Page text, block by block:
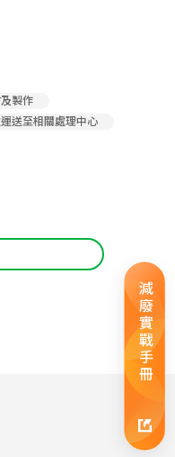
減廢實戰手冊
製作
送至相關處理中心